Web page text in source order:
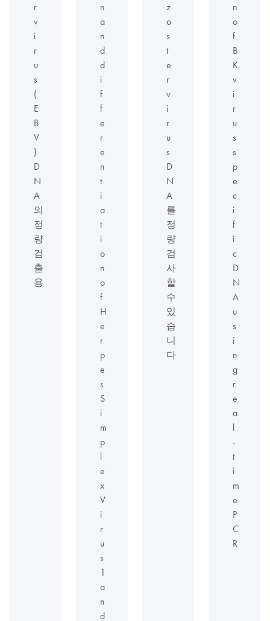
r
v
i
r
u
s
(
E
B
V
)
D
N
A
의
정
량
검
출
용
n
a
n
d
d
i
f
f
e
r
e
n
t
i
a
t
i
o
n
o
f
H
e
r
p
e
s
S
i
m
p
l
e
x
V
i
r
u
s
1
a
n
d
z
o
s
t
e
r
v
i
r
u
s
D
N
A
를
정
량
검
사
할
수
있
습
니
다
n
o
f
B
K
v
i
r
u
s
s
p
e
c
i
f
i
c
D
N
A
u
s
i
n
g
r
e
a
l
-
t
i
m
e
P
C
R